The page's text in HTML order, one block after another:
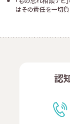
はその責任を一切負
認